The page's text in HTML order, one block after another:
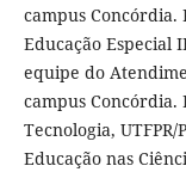
campus Concórdia.
Educação Especial
equipe do
campus Concórdia.
Tecnologia,
Educação nas